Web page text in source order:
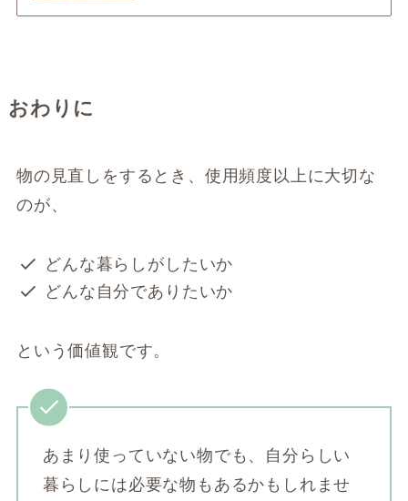
おわりに
物の見直しをするとき、使用頻度以上に大切な
のが、
どんな暮らしがしたいか
どんな自分でありたいか
という価値観です。
あまり使っていない物でも、自分らしい
暮らしには必要な物もあるかもしれませ